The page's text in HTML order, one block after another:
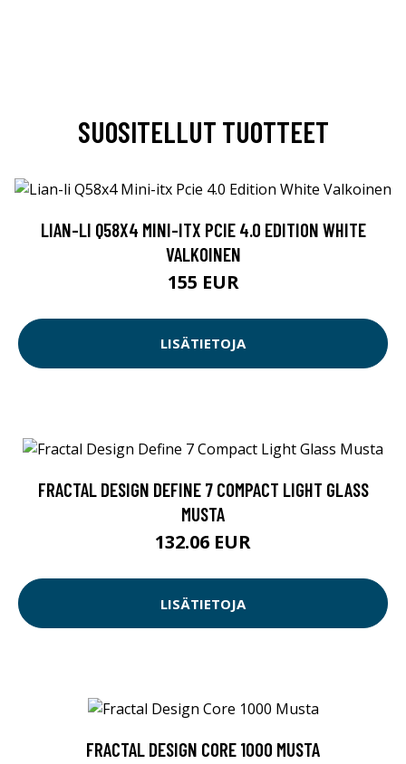
SUOSITELLUT TUOTTEET
LIAN-LI Q58X4 MINI-ITX PCIE 4.0 EDITION WHITE
VALKOINEN
155 EUR
LISÄTIETOJA
FRACTAL DESIGN DEFINE 7 COMPACT LIGHT GLASS
MUSTA
132.06 EUR
LISÄTIETOJA
FRACTAL DESIGN CORE 1000 MUSTA